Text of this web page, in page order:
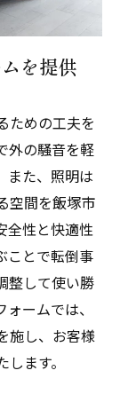
を提供
ための工夫を
外の騒音を軽
また、照明は
空間を飯塚市
全性と快適性
ことで転倒事
整して使い勝
ームでは、
施し、お客様
ます。